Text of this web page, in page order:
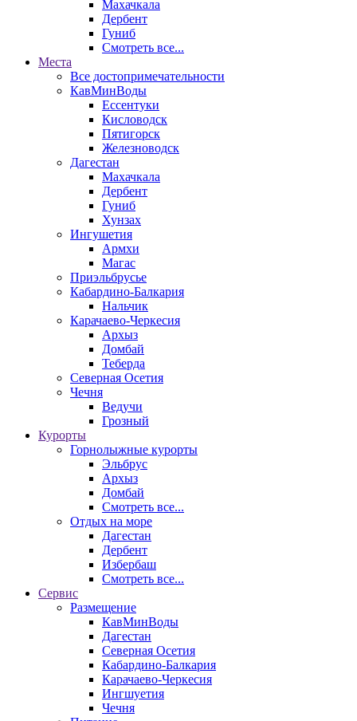
Махачкала
Дербент
Гуниб
Смотреть все...
Места
Все достопримечательности
КавМинВоды
Ессентуки
Кисловодск
Пятигорск
Железноводск
Дагестан
Махачкала
Дербент
Гуниб
Хунзах
Ингушетия
Армхи
Магас
Приэльбрусье
Кабардино-Балкария
Нальчик
Карачаево-Черкесия
Архыз
Домбай
Теберда
Северная Осетия
Чечня
Ведучи
Грозный
Курорты
Горнолыжные курорты
Эльбрус
Архыз
Домбай
Смотреть все...
Отдых на море
Дагестан
Дербент
Избербаш
Смотреть все...
Сервис
Размещение
КавМинВоды
Дагестан
Северная Осетия
Кабардино-Балкария
Карачаево-Черкесия
Ингшуетия
Чечня